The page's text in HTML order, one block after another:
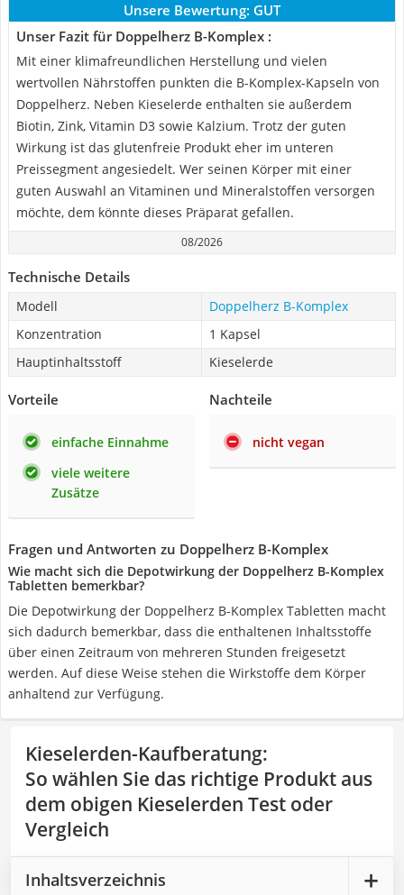
Unsere Bewertung: GUT
Unser Fazit für Doppelherz B-Komplex :
Mit einer klimafreundlichen Herstellung und vielen
wertvollen Nährstoffen punkten die B-Komplex-Kapseln von
Doppelherz. Neben Kieselerde enthalten sie außerdem
Biotin, Zink, Vitamin D3 sowie Kalzium. Trotz der guten
Wirkung ist das glutenfreie Produkt eher im unteren
Preissegment angesiedelt. Wer seinen Körper mit einer
guten Auswahl an Vitaminen und Mineralstoffen versorgen
möchte, dem könnte dieses Präparat gefallen.
08/2026
Technische Details
Modell
Doppelherz B-Komplex
Konzentration
1 Kapsel
Hauptinhaltsstoff
Kieselerde
Vorteile
einfache Einnahme
viele weitere
Zusätze
Nachteile
nicht vegan
Fragen und Antworten zu Doppelherz B-Komplex
Wie macht sich die Depotwirkung der Doppelherz B-Komplex
Tabletten bemerkbar?
Die Depotwirkung der Doppelherz B-Komplex Tabletten macht
sich dadurch bemerkbar, dass die enthaltenen Inhaltsstoffe
über einen Zeitraum von mehreren Stunden freigesetzt
werden. Auf diese Weise stehen die Wirkstoffe dem Körper
anhaltend zur Verfügung.
Kieselerden-Kaufberatung:
So wählen Sie das richtige Produkt aus
dem obigen Kieselerden Test oder
Vergleich
Inhaltsverzeichnis